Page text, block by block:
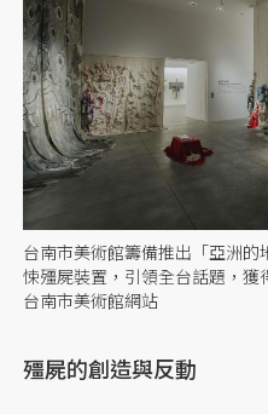
台南市美術館籌備推出「亞洲
悚殭屍裝置，引領全台話題，
台南市美術館網站
殭屍的創造與反動